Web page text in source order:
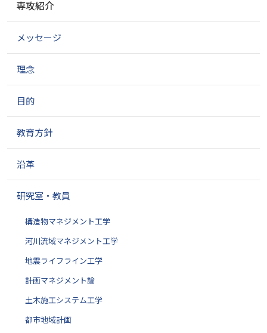
ゲ
シ
ン
専攻紹介
メッセージ
理念
目的
教育方針
沿革
研究室・教員
構造物マネジメント工学
河川流域マネジメント工学
地震ライフライン工学
計画マネジメント論
土木施工システム工学
都市地域計画